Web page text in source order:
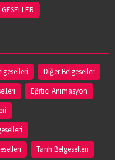
CAD. NO:48/1
Diğer Belgeseller
Eğitici Animasyon
Tarih Belgeselleri